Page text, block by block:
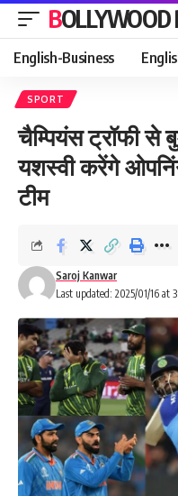
English-Business
SPORT
चैम्पियंस ट्रॉफी से
यशस्वी करेंगे
टीम
Last updated: 2025/01/16 at
Saroj Kanwar